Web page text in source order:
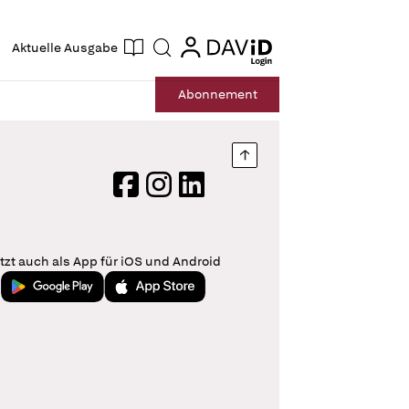
Aktuelle Ausgabe Suche login
login
Abonnement
Nach oben springen
FacebookInstagram
LinkedIn
auch als App für iOS und Android
Jetzt bei Google PlayLaden im App Store